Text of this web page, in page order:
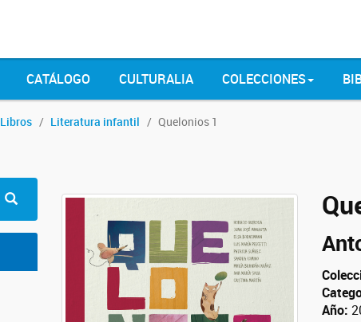
CATÁLOGO CULTURALIA COLECCIONES
Libros Literatura infantil Quelonios 1
Año: